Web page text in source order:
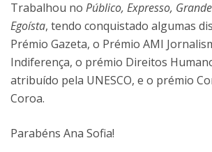
Trabalhou no Público, Expresso,
Egoísta, tendo conquistado algumas
Prémio Gazeta, o Prémio AMI
Indiferença, o prémio Direitos
atribuído pela UNESCO, e o prémio
Coroa.
Parabéns Ana Sofia!